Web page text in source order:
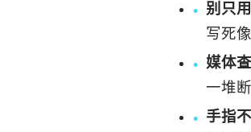
别只
写死
媒体
一堆
手指